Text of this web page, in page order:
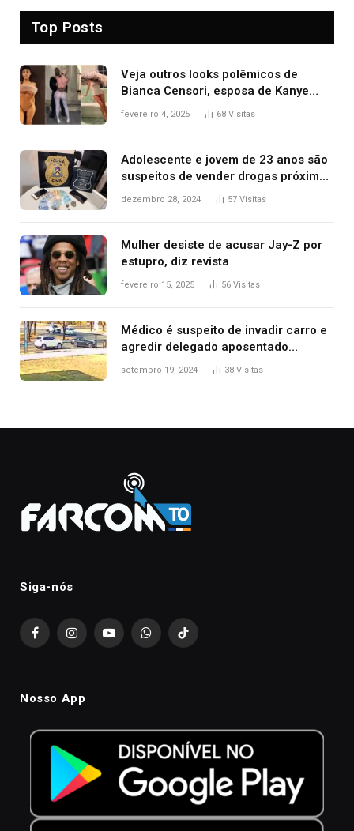
Top Posts
Veja outros looks polêmicos de
Bianca Censori, esposa de Kanye
West que apareceu nua no Grammy
fevereiro 4, 2025 68 Visitas
Adolescente e jovem de 23 anos são
suspeitos de vender drogas próximo
de delegacia e escola, diz polícia
dezembro 28, 2024 57 Visitas
Mulher desiste de acusar Jay-Z por
estupro, diz revista
fevereiro 15, 2025 56 Visitas
Médico é suspeito de invadir carro e
agredir delegado aposentado
durante confusão no trânsito
setembro 19, 2024 38 Visitas
Siga-nós
FacebookInstagramYouTubeWhatsAppTikTok
Nosso App